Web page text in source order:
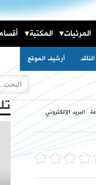
المرئيات المكتبة
أرشيف الموقع
البريد الإلكتروني